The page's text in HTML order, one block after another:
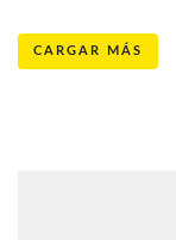
CARGAR MÁS